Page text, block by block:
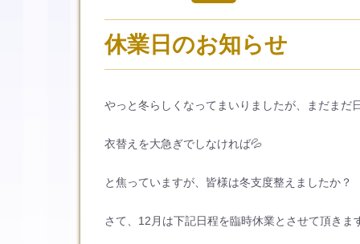
休業日のお知らせ
やっと冬らしくなってまいりましたが、まだまだ
衣替えを大急ぎでしなければ💦
と焦っていますが、皆様は冬支度整えましたか？
さて、12月は下記日程を臨時休業とさせて頂きま